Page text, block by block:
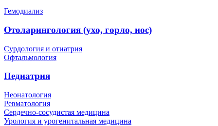
Гемодиализ
Отоларингология (ухо, горло, нос)
Сурдология и отиатрия
Офтальмология
Педиатрия
Неонатология
Ревматология
Сердечно-сосудистая медицина
Урология и урогенитальная медицина